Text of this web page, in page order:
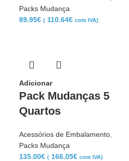
Packs Mudança
89.95€ ( 110.64€ com IVA)
Adicionar
Pack Mudanças 5
Quartos
Acessórios de Embalamento
Packs Mudança
135.00€ ( 166.05€ com IVA)